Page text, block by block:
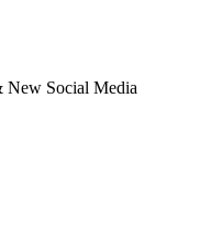
New Social Media